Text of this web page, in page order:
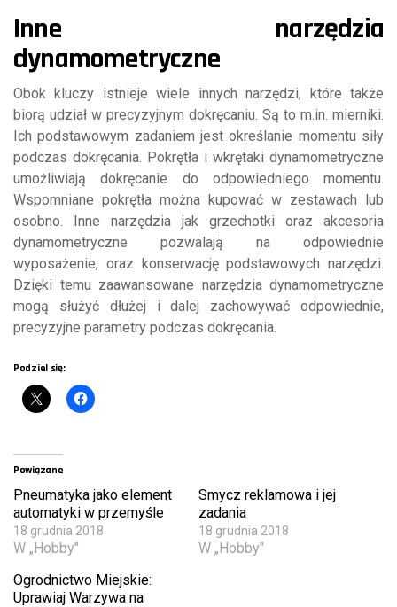
Inne narzędzia
dynamometryczne
Obok kluczy istnieje wiele innych narzędzi, które także
biorą udział w precyzyjnym dokręcaniu. Są to m.in. mierniki.
Ich podstawowym zadaniem jest określanie momentu siły
podczas dokręcania. Pokrętła i wkrętaki dynamometryczne
umożliwiają dokręcanie do odpowiedniego momentu.
Wspomniane pokrętła można kupować w zestawach lub
osobno. Inne narzędzia jak grzechotki oraz akcesoria
dynamometryczne pozwalają na odpowiednie
wyposażenie, oraz konserwację podstawowych narzędzi.
Dzięki temu zaawansowane narzędzia dynamometryczne
mogą służyć dłużej i dalej zachowywać odpowiednie,
precyzyjne parametry podczas dokręcania.
Podziel się:
Powiązane
Pneumatyka jako element
automatyki w przemyśle
18 grudnia 2018
W „Hobby"
Smycz reklamowa i jej
zadania
18 grudnia 2018
W „Hobby"
Ogrodnictwo Miejskie:
Uprawiaj Warzywa na